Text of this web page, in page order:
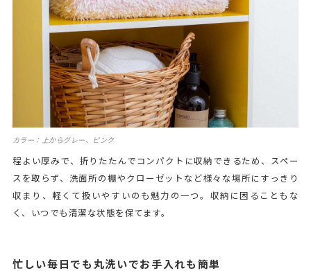
カラー：上からグレー、ピンク
程よい厚みで、折りたたんでコンパクトに収納できるため、スペー
スを取らず、洗面所の棚やクローゼットなど様々な場所にすっきり
収まり、軽くて扱いやすいのも魅力の一つ。収納に困ることもな
く、いつでも清潔な状態を保てます。
忙しい毎日でも丸洗いでお手入れも簡単